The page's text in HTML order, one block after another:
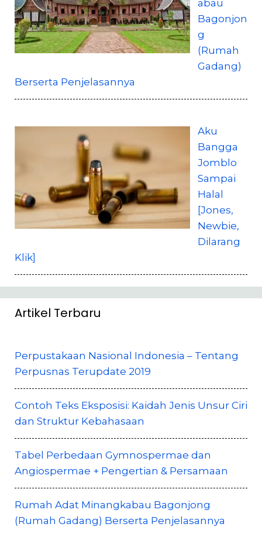
abau
Bagonjon
g
(Rumah
Gadang)
Berserta Penjelasannya
Aku
Bangga
Jomblo
Sampai
Halal
[Jones,
Newbie,
Dilarang
Klik]
Artikel Terbaru
Perpustakaan Nasional Indonesia – Tentang
Perpusnas Terupdate 2019
Contoh Teks Eksposisi: Kaidah Jenis Unsur Ciri
dan Struktur Kebahasaan
Tabel Perbedaan Gymnospermae dan
Angiospermae + Pengertian & Persamaan
Rumah Adat Minangkabau Bagonjong
(Rumah Gadang) Berserta Penjelasannya